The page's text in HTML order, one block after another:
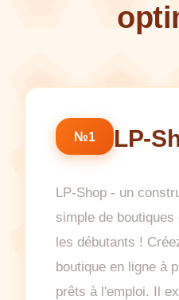
№1 LP-
LP-Shop - un
simple de
les débutants !
boutique en ligne à
prêts à l'emploi. Il